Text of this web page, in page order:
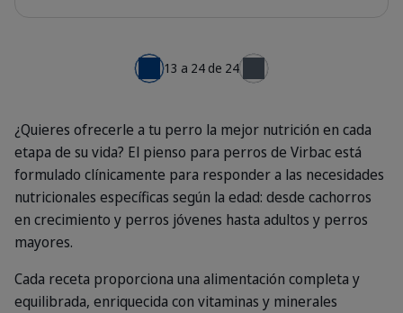
← Anterior
13 a 24 de 24
Siguiente →
¿Quieres ofrecerle a tu perro la mejor nutrición en cada
etapa de su vida? El pienso para perros de Virbac está
formulado clínicamente para responder a las necesidades
nutricionales específicas según la edad: desde cachorros
en crecimiento y perros jóvenes hasta adultos y perros
mayores.
Cada receta proporciona una alimentación completa y
equilibrada, enriquecida con vitaminas y minerales